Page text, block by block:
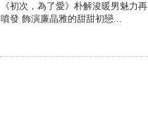
《初次，為了愛》朴解浚暖男魅力再
噴發 飾演廉晶雅的甜甜初戀...